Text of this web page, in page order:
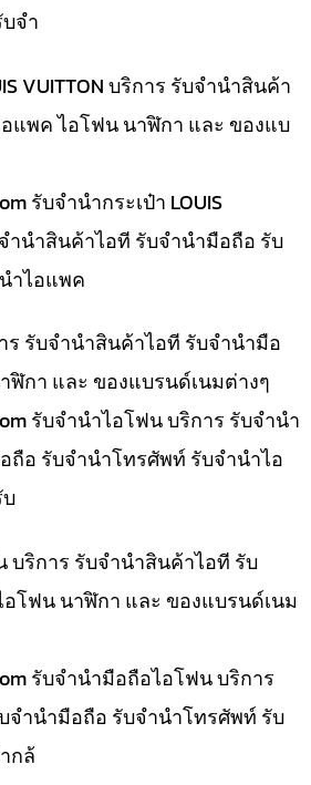
จำ
VUITTON บริการ รับจำนำสินค้า
แพค ไอโฟน นาฬิกา และ ของแบ
รับจำนำกระเป๋า LOUIS
ำนำสินค้าไอที รับจำนำมือถือ รับ
ำไอแพค
ร รับจำนำสินค้าไอที รับจำนำมือ
ฬิกา และ ของแบรนด์เนมต่างๆ
รับจำนำไอโฟน บริการ รับจำนำ
ถือ รับจำนำโทรศัพท์ รับจำนำไอ
บริการ รับจำนำสินค้าไอที รับ
โฟน นาฬิกา และ ของแบรนด์เนม
รับจำนำมือถือไอโฟน บริการ
จำนำมือถือ รับจำนำโทรศัพท์ รับ
กล้